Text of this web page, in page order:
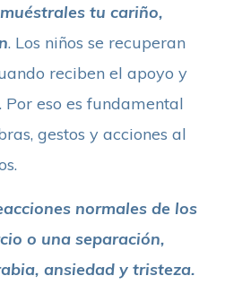
tu cariño,
. Los niños se recuperan
reciben el apoyo y
eso es fundamental
gestos y acciones al
normales de los
o una separación,
ansiedad y tristeza.